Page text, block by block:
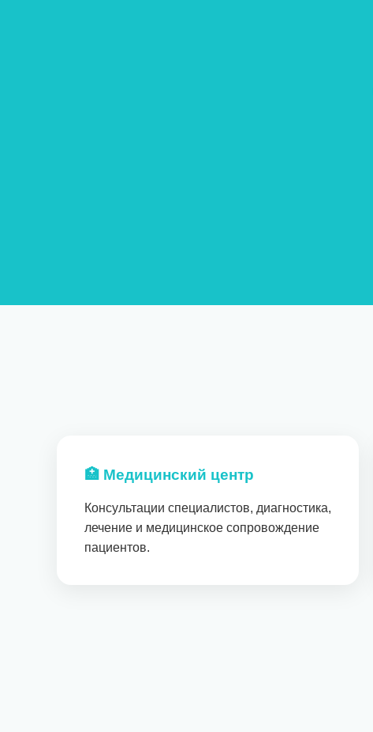
🏥 Медицинский центр
Консультации специалистов, диагностика,
лечение и медицинское сопровождение
пациентов.